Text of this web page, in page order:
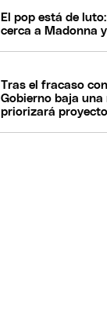
El pop está de
cerca a Madonna
Tras el fracaso
Gobierno baja una
priorizará